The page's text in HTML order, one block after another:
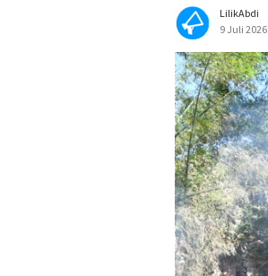
LilikAbdi
9 Juli 2026